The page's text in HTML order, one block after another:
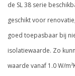
de SL 38 serie
geschikt voor
goed toepasbaar bij
isolatiewaarde. Zo
waarde vanaf 1.0 W/